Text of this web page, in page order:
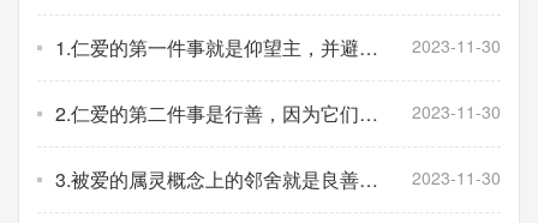
1.仁爱的第一件事就是仰望主，并避开
邪恶，因为它们是罪，这是通过悔改完
成的
2023-11-30
2.仁爱的第二件事是行善，因为它们是
功用
2023-11-30
3.被爱的属灵概念上的邻舍就是良善和
真理
2023-11-30